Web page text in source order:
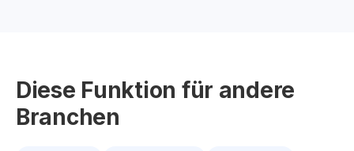
Diese Funktion für andere
Branchen